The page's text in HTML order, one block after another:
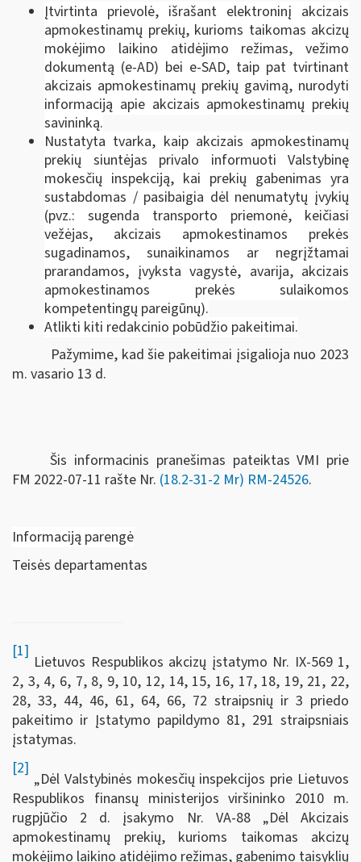
Įtvirtinta prievolė, išrašant elektroninį akcizais
apmokestinamų prekių, kurioms taikomas akcizų
mokėjimo laikino atidėjimo režimas, vežimo
dokumentą (e-AD) bei e-SAD, taip pat tvirtinant
akcizais apmokestinamų prekių gavimą, nurodyti
informaciją apie akcizais apmokestinamų prekių
savininką.
Nustatyta tvarka, kaip akcizais apmokestinamų
prekių siuntėjas privalo informuoti Valstybinę
mokesčių inspekciją, kai prekių gabenimas yra
sustabdomas / pasibaigia dėl nenumatytų įvykių
(pvz.: sugenda transporto priemonė, keičiasi
vežėjas, akcizais apmokestinamos prekės
sugadinamos, sunaikinamos ar negrįžtamai
prarandamos, įvyksta vagystė, avarija, akcizais
apmokestinamos prekės sulaikomos
kompetentingų pareigūnų).
Atlikti kiti redakcinio pobūdžio pakeitimai.
Pažymime, kad šie pakeitimai įsigalioja nuo 2023
m. vasario 13 d.
Šis informacinis pranešimas pateiktas VMI prie
FM 2022-07-11 rašte Nr. (18.2-31-2 Mr) RM-24526.
Informaciją parengė
Teisės departamentas
[1]
Lietuvos Respublikos akcizų įstatymo Nr. IX-569 1,
2, 3, 4, 6, 7, 8, 9, 10, 12, 14, 15, 16, 17, 18, 19, 21, 22,
28, 33, 44, 46, 61, 64, 66, 72 straipsnių ir 3 priedo
pakeitimo ir Įstatymo papildymo 81, 291 straipsniais
įstatymas.
[2]
„Dėl Valstybinės mokesčių inspekcijos prie Lietuvos
Respublikos finansų ministerijos viršininko 2010 m.
rugpjūčio 2 d. įsakymo Nr. VA-88 „Dėl Akcizais
apmokestinamų prekių, kurioms taikomas akcizų
mokėjimo laikino atidėjimo režimas, gabenimo taisyklių